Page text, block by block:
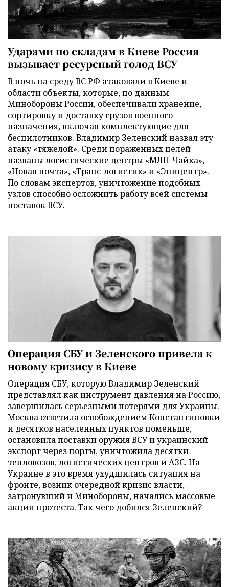
Ударами по складам в Киеве Россия
вызывает ресурсный голод ВСУ
В ночь на среду ВС РФ атаковали в Киеве и
области объекты, которые, по данным
Минобороны России, обеспечивали хранение,
сортировку и доставку грузов военного
назначения, включая комплектующие для
беспилотников. Владимир Зеленский назвал эту
атаку «тяжелой». Среди пораженных целей
названы логистические центры «МЛП-Чайка»,
«Новая почта», «Транс-логистик» и «Эпицентр».
По словам экспертов, уничтожение подобных
узлов способно осложнить работу всей системы
поставок ВСУ.
Операция СБУ и Зеленского привела к
новому кризису в Киеве
Операция СБУ, которую Владимир Зеленский
представлял как инструмент давления на Россию,
завершилась серьезными потерями для Украины.
Москва ответила освобождением Константиновки
и десятков населенных пунктов поменьше,
остановила поставки оружия ВСУ и украинский
экспорт через порты, уничтожила десятки
тепловозов, логистических центров и АЗС. На
Украине в это время ухудшилась ситуация на
фронте, возник очередной кризис власти,
затронувший и Минобороны, начались массовые
акции протеста. Так чего добился Зеленский?